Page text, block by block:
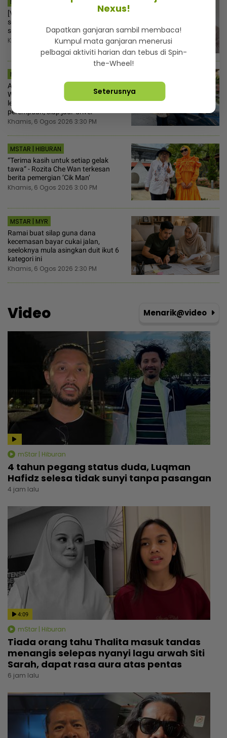
MSTAR | HIBURAN
[V] “Saya menangis bukan sebab
sedih“ - Syida Melvin terharu keluarga
sumber kekuatan hadapi penceraian
Khamis, 6 Ogos 2026 4:30 PM
MSTAR | VIRAL
Ajak makan ‘malatang’ terus setuju!
Wanita tak senang duduk teman
lelaki rajin melayan rakan sekerja
perempuan, siap jadi ‘driver’
Khamis, 6 Ogos 2026 3:30 PM
MSTAR | HIBURAN
“Terima kasih untuk setiap gelak
tawa“ - Rozita Che Wan terkesan
berita pemergian ‘Cik Man‘
Khamis, 6 Ogos 2026 3:00 PM
MSTAR | MYR
Ramai buat silap guna dana
kecemasan bayar cukai jalan,
seeloknya mula asingkan duit ikut 6
kategori ini
Khamis, 6 Ogos 2026 2:30 PM
Video Menarik@video
mStar | Hiburan
4 tahun pegang status duda, Luqman
Hafidz selesa tidak sunyi tanpa pasangan
4 jam lalu
4:09
mStar | Hiburan
Tiada orang tahu Thalita masuk tandas
menangis selepas nyanyi lagu arwah Siti
Sarah, dapat rasa aura atas pentas
6 jam lalu
Nexus!
Dapatkan ganjaran sambil membaca!
Kumpul mata ganjaran menerusi
pelbagai aktiviti harian dan tebus di Spin-
the-Wheel!
Seterusnya